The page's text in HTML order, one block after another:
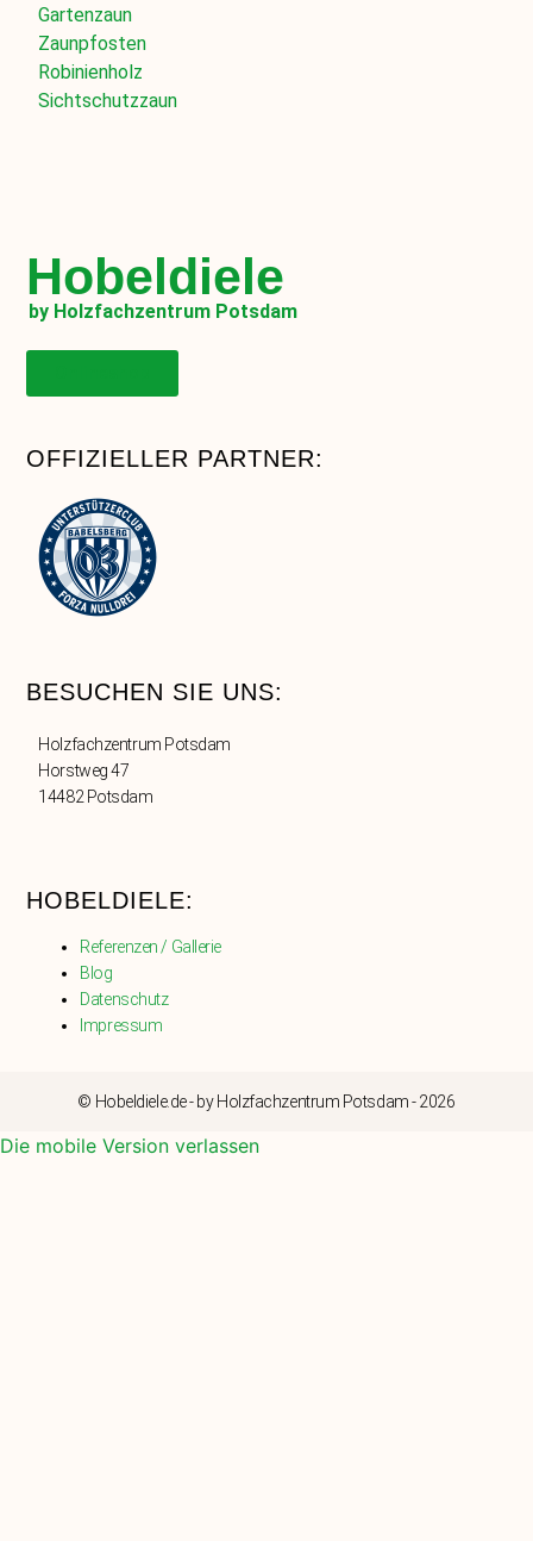
Gartenzaun
Zaunpfosten
Robinienholz
Sichtschutzzaun
Hobeldiele
by Holzfachzentrum Potsdam
OFFIZIELLER PARTNER:
BESUCHEN SIE UNS:
Holzfachzentrum Potsdam
Horstweg 47
14482 Potsdam
HOBELDIELE:
Referenzen / Gallerie
Blog
Datenschutz
Impressum
© Hobeldiele.de - by Holzfachzentrum Potsdam - 2026
Die mobile Version verlassen